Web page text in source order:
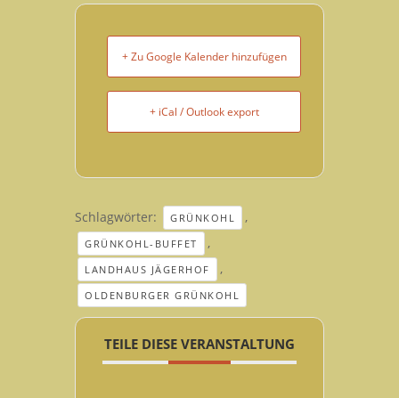
+ Zu Google Kalender hinzufügen
+ iCal / Outlook export
Schlagwörter: GRÜNKOHL ,
GRÜNKOHL-BUFFET ,
LANDHAUS JÄGERHOF ,
OLDENBURGER GRÜNKOHL
TEILE DIESE VERANSTALTUNG